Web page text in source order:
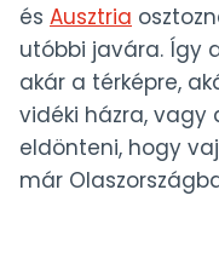
és Ausztria
utóbbi javára. Így
akár a térképre,
vidéki házra,
eldönteni, hogy
már